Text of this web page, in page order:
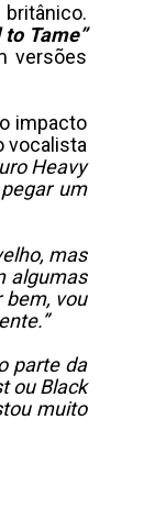
britânico.
to Tame”
versões
impacto
vocalista
Heavy
um
mas
algumas
bem, vou
parte da
ou Black
muito